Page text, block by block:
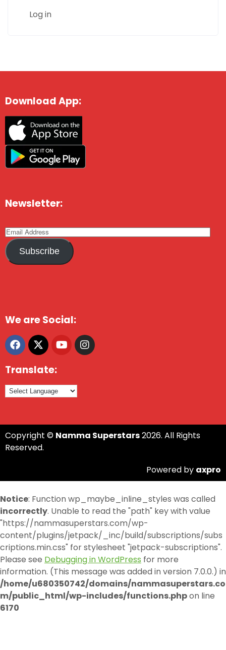
Log in
Download App:
Newsletter:
Subscribe
We are Social:
Translate:
Copyright © Namma Superstars2026. All Rights
Reserved.
Powered by axpro
Notice: Function wp_maybe_inline_styles was called
incorrectly. Unable to read the "path" key with value
"https://nammasuperstars.com/wp-
content/plugins/jetpack/_inc/build/subscriptions/subs
criptions.min.css" for stylesheet "jetpack-subscriptions".
Please see Debugging in WordPress for more
information. (This message was added in version 7.0.0.) in
/home/u680350742/domains/nammasuperstars.co
m/public_html/wp-includes/functions.phpon line
6170